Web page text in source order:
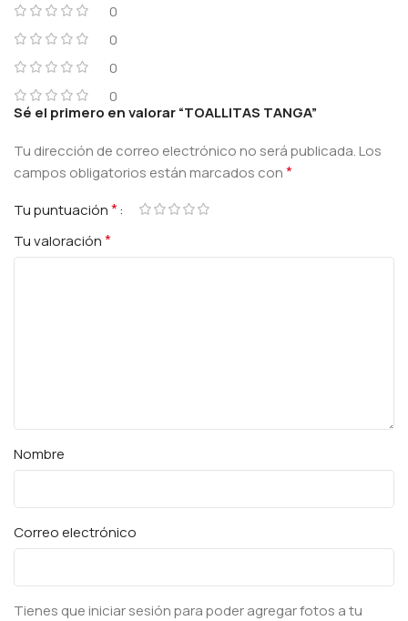
0
0
0
0
Sé el primero en valorar “TOALLITAS TANGA”
Tu dirección de correo electrónico no será publicada.Los
campos obligatorios están marcados con*
Tu puntuación*
Tu valoración*
Nombre
Correo electrónico
Tienes que iniciar sesión para poder agregar fotos a tu